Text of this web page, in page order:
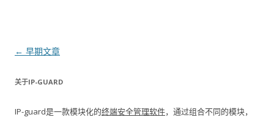
文章导航
← 早期文章
关于IP-GUARD
IP-guard是一款模块化的终端安全管理软件，通过组合不同的模块，